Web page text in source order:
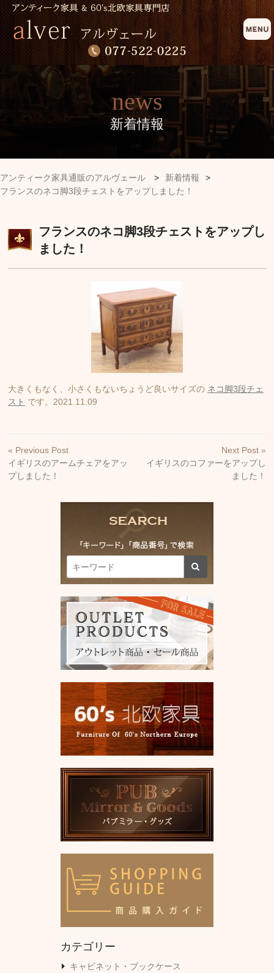
news
新着情報
アンティーク家具通販のアルヴェール > 新着情報
>
フランスのネコ脚3段チェストをアップしました！
フランスのネコ脚3段チェストをアップし
ました！
大きくもなく、小さくもないちょうど良いサイズの ネコ脚3段チェ
スト です。2021.11.09
« Previous Post
イギリスのアームチェアをアッ
プしました！
Next Post »
イギリスのコファーをアップし
ました！
カテゴリー
キャビネット・ブックケース